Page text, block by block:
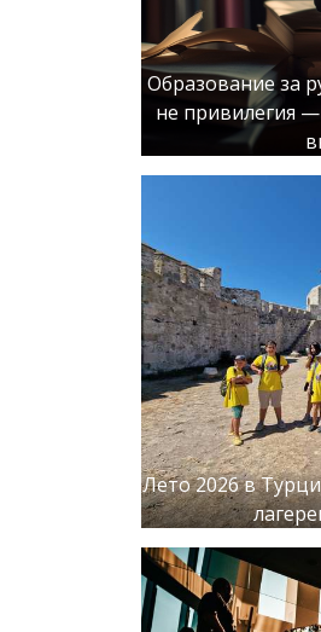
Образование за
не привилегия
Лето 2026 в